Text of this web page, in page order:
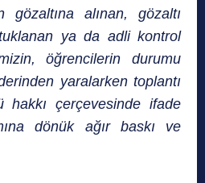
gözaltına alınan, gözaltı
ya da adli kontrol
öğrencilerin durumu
yaralarken toplantı
hakkı çerçevesinde ifade
dönük ağır baskı ve